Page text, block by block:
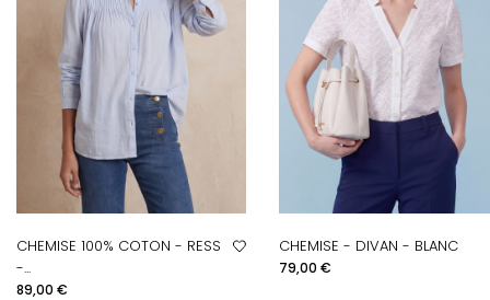
CHEMISE 100% COTON - RESS
-...
Prix
89,00 €
CHEMISE - DIVAN - BLANC
Prix
79,00 €